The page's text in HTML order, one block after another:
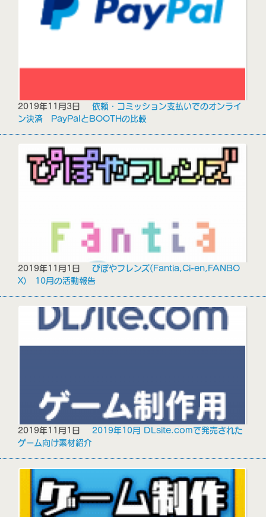
2019年11月3日 依頼・コミッション支払いでのオンライ
ン決済 PayPalとBOOTHの比較
2019年11月1日 ぴぽやフレンズ(Fantia,Ci-en,FANBO
X) 10月の活動報告
2019年11月1日 2019年10月 DLsite.comで発売された
ゲーム向け素材紹介